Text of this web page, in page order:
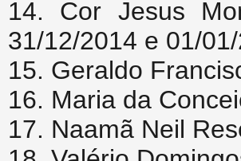
14. Cor Jesus
31/12/2014 e 01/
15. Geraldo
16. Maria da
17. Naamã Neil